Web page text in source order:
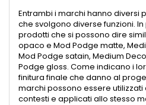
Entrambi i marchi hanno diversi
che svolgono diverse funzioni.
prodotti che si possono dire
opaco e Mod Podge matte,
Mod Podge satain, Medium
Podge gloss. Come indicano i
finitura finale che danno al
marchi possono essere
contesti e applicati allo stesso